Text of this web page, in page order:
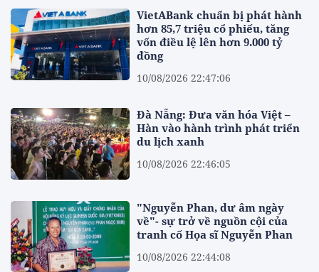
VietABank chuẩn bị phát hành
hơn 85,7 triệu cổ phiếu, tăng
vốn điều lệ lên hơn 9.000 tỷ
đồng
10/08/2026 22:47:06
Đà Nẵng: Đưa văn hóa Việt –
Hàn vào hành trình phát triển
du lịch xanh
10/08/2026 22:46:05
"Nguyễn Phan, dư âm ngày
về"- sự trở về nguồn cội của
tranh cố Họa sĩ Nguyễn Phan
10/08/2026 22:44:08